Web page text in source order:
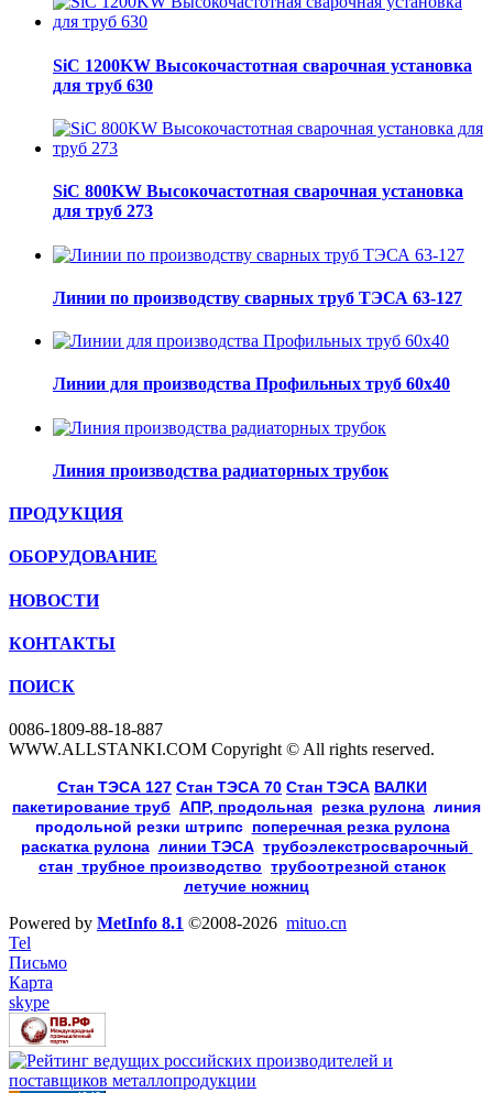
SiC 1200KW Высокочастотная сварочная установка
для труб 630
SiC 800KW Высокочастотная сварочная установка
для труб 273
Линии по производству сварных труб ТЭСА 63-127
Линии для производства Профильных труб 60х40
Линия производства радиаторных трубок
ПРОДУКЦИЯ
ОБОРУДОВАНИЕ
НОВОСТИ
КОНТАКТЫ
ПОИСК
0086-1809-88-18-887
WWW.ALLSTANKI.COM Copyright © All rights reserved.
Cтан ТЭСА 127 Cтан ТЭСА 70 Cтан ТЭСА ВАЛКИ
пакетирование труб АПР, продольная резка рулона линия
продольной резки штрипс, поперечная резка рулона
раскатка рулона, линии ТЭСА, трубоэлекстросварочный
стан трубное производство трубоотрезной станок
летучие ножниц
Powered by MetInfo 8.1 ©2008-2026 mituo.cn
Tel
Письмо
Карта
skype